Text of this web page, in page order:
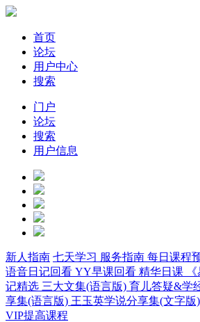
首页
论坛
用户中心
搜索
门户
论坛
搜索
用户信息
新人指南 七天学习 服务指南 每日课程
语音日记回看 YY早课回看 精华日课
记精选 三大文集(语言版) 育儿答疑&学
享集(语言版) 王玉英学说分享集(文字版)
VIP提高课程